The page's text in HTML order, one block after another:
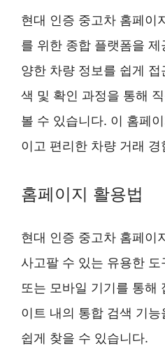
현대 인증 중고차 홈페이
를 위한 종합 플랫폼을
양한 차량 정보를 쉽게
색 및 확인 과정을 통해
볼 수 있습니다. 이 홈페
이고 편리한 차량 거래
홈페이지 활용법
현대 인증 중고차 홈페이
사고팔 수 있는 유용한
또는 모바일 기기를 통해
이트 내의 통합 검색 기
쉽게 찾을 수 있습니다.